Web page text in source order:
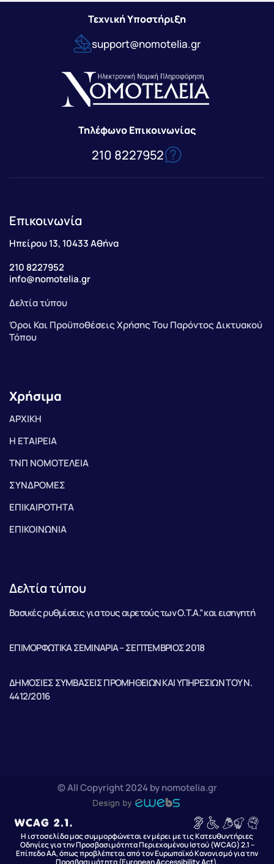
Τεχνική Υποστήριξη
support@nomotelia.gr
Τηλέφωνο Επικοινωνίας
210 8227952
Επικοινωνία
Ηπείρου 13, 10433 Αθήνα
210 8227952
info@nomotelia.gr
Δελτία τύπου
Όροι Και Προϋποθέσεις Χρήσης Του Παρόντος Δικτυακού
Τόπου
Χρήσιμα
ΑΡΧΙΚΗ
Η ΕΤΑΙΡΕΙΑ
ΤΝΠ ΝΟΜΟΤΕΛΕΙΑ
ΣΥΝΔΡΟΜΕΣ
ΕΠΙΚΑΙΡΟΤΗΤΑ
ΕΠΙΚΟΙΝΩΝΙΑ
Δελτία τύπου
Βασικές ρυθμίσεις για τους αιρετούς των Ο.Τ.Α.” και εισηγητή
ΕΠΙΜΟΡΦΩΤΙΚΑ ΣΕΜΙΝΑΡΙΑ – ΣΕΠΤΕΜΒΡΙΟΣ 2018
ΔΗΜΟΣΙΕΣ ΣΥΜΒΑΣΕΙΣ ΠΡΟΜΗΘΕΙΩΝ ΚΑΙ ΥΠΗΡΕΣΙΩΝ ΤΟΥ Ν.
4412/2016
© All Copyright 2024 by nomotelia.gr
Η ιστοσελίδα μας συμμορφώνεται εν μέρει με τις Κατευθυντήριες
Οδηγίες για την Προσβασιμότητα Περιεχομένου Ιστού (WCAG) 2.1 –
Επίπεδο AA, όπως προβλέπεται από τον Ευρωπαϊκό Κανονισμό για την